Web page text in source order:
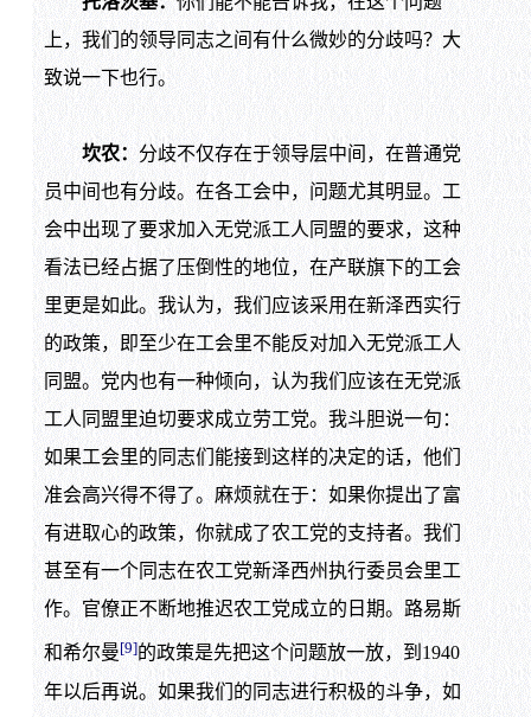
上，我们的领导同志之间有什么微妙的分歧吗？大
致说一下也行。
坎农： 分歧不仅存在于领导层中间，在普通党
员中间也有分歧。在各工会中，问题尤其明显。工
会中出现了要求加入无党派工人同盟的要求，这种
看法已经占据了压倒性的地位，在产联旗下的工会
里更是如此。我认为，我们应该采用在新泽西实行
的政策，即至少在工会里不能反对加入无党派工人
同盟。党内也有一种倾向，认为我们应该在无党派
工人同盟里迫切要求成立劳工党。我斗胆说一句：
如果工会里的同志们能接到这样的决定的话，他们
准会高兴得不得了。麻烦就在于：如果你提出了富
有进取心的政策，你就成了农工党的支持者。我们
甚至有一个同志在农工党新泽西州执行委员会里工
作。官僚正不断地推迟农工党成立的日期。路易斯
和希尔曼[9]的政策是先把这个问题放一放，到1940
年以后再说。如果我们的同志进行积极的斗争，如